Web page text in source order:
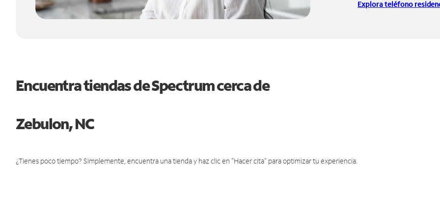
Explora teléfono
Encuentra tiendas de Spectrum cerca de
Zebulon, NC
¿Tienes poco tiempo? Simplemente, encuentra una tienda y haz clic en "Hacer cita" para optimizar tu experiencia.